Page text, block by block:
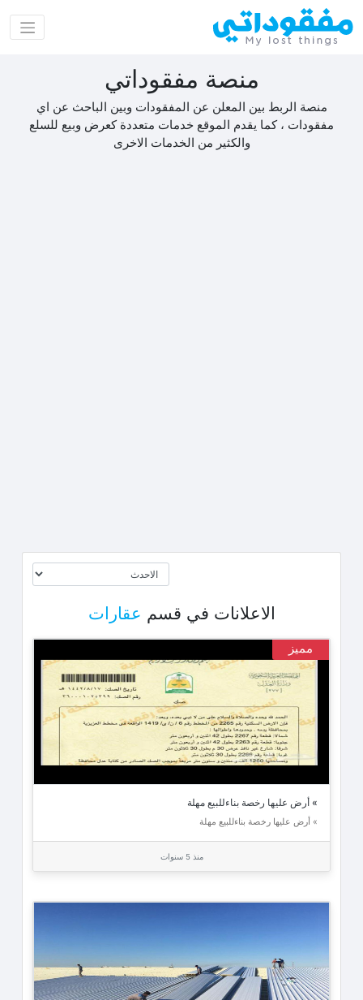
منصة مفقوداتي
منصة الربط بين المعلن عن المفقودات وبين الباحث عن اي
مفقودات ، كما يقدم الموقع خدمات متعددة كعرض وبيع للسلع
والكثير من الخدمات الاخرى
الاعلانات في قسم عقارات
مميز
» أرض عليها رخصة بناءللبيع مهلة
» أرض عليها رخصة بناءللبيع مهلة
منذ 5 سنوات